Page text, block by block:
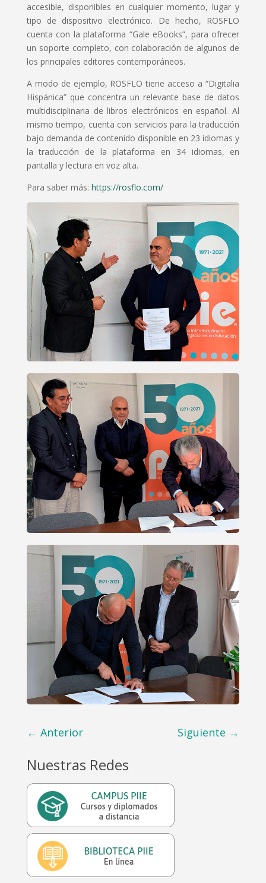
accesible, disponibles en cualquier momento, lugar y
tipo de dispositivo electrónico. De hecho, ROSFLO
cuenta con la plataforma “Gale eBooks”, para ofrecer
un soporte completo, con colaboración de algunos de
los principales editores contemporáneos.
A modo de ejemplo, ROSFLO tiene acceso a “Digitalia
Hispánica” que concentra un relevante base de datos
multidisciplinaria de libros electrónicos en español. Al
mismo tiempo, cuenta con servicios para la traducción
bajo demanda de contenido disponible en 23 idiomas y
la traducción de la plataforma en 34 idiomas, en
pantalla y lectura en voz alta.
Para saber más: https://rosflo.com/
← Anterior Siguiente →
Nuestras Redes